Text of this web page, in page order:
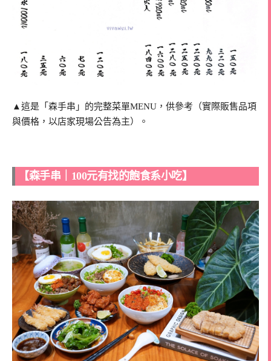
▲這是「森手串」的完整菜單MENU，供參考（實際販售品項
與價格，以店家現場公告為主）。
【森手串｜100元有找的飽食系小吃】